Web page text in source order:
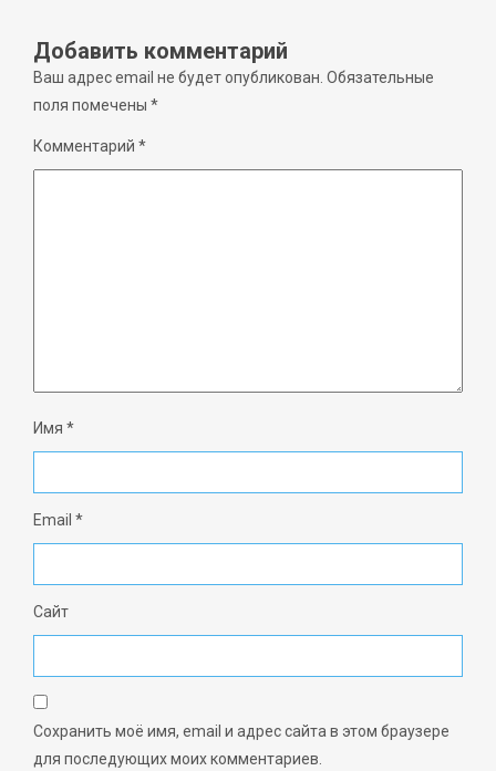
Добавить комментарий
Ваш адрес email не будет опубликован. Обязательные
поля помечены *
Комментарий *
Имя *
Email *
Сайт
Сохранить моё имя, email и адрес сайта в этом браузере
для последующих моих комментариев.